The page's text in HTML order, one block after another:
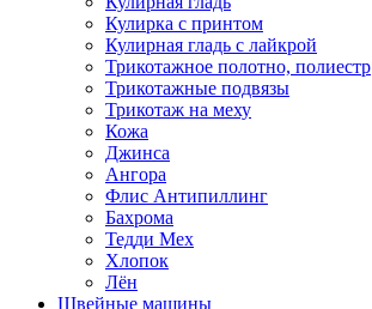
Кулирка с принтом
Кулирная гладь с лайкрой
Трикотажное полотно, полиестр
Трикотажные подвязы
Трикотаж на меху
Кожа
Джинса
Ангора
Флис Антипиллинг
Бахрома
Тедди Мех
Хлопок
Лён
Швейные машины